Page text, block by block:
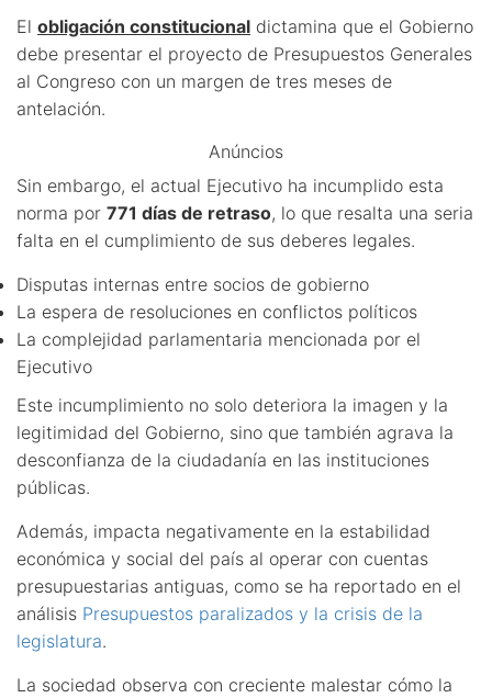
El obligación constitucional dictamina que el Gobierno
debe presentar el proyecto de Presupuestos Generales
al Congreso con un margen de tres meses de
antelación.
Anúncios
Sin embargo, el actual Ejecutivo ha incumplido esta
norma por 771 días de retraso, lo que resalta una seria
falta en el cumplimiento de sus deberes legales.
Disputas internas entre socios de gobierno
La espera de resoluciones en conflictos políticos
La complejidad parlamentaria mencionada por el
Ejecutivo
Este incumplimiento no solo deteriora la imagen y la
legitimidad del Gobierno, sino que también agrava la
desconfianza de la ciudadanía en las instituciones
públicas.
Además, impacta negativamente en la estabilidad
económica y social del país al operar con cuentas
presupuestarias antiguas, como se ha reportado en el
análisis Presupuestos paralizados y la crisis de la
legislatura.
La sociedad observa con creciente malestar cómo la